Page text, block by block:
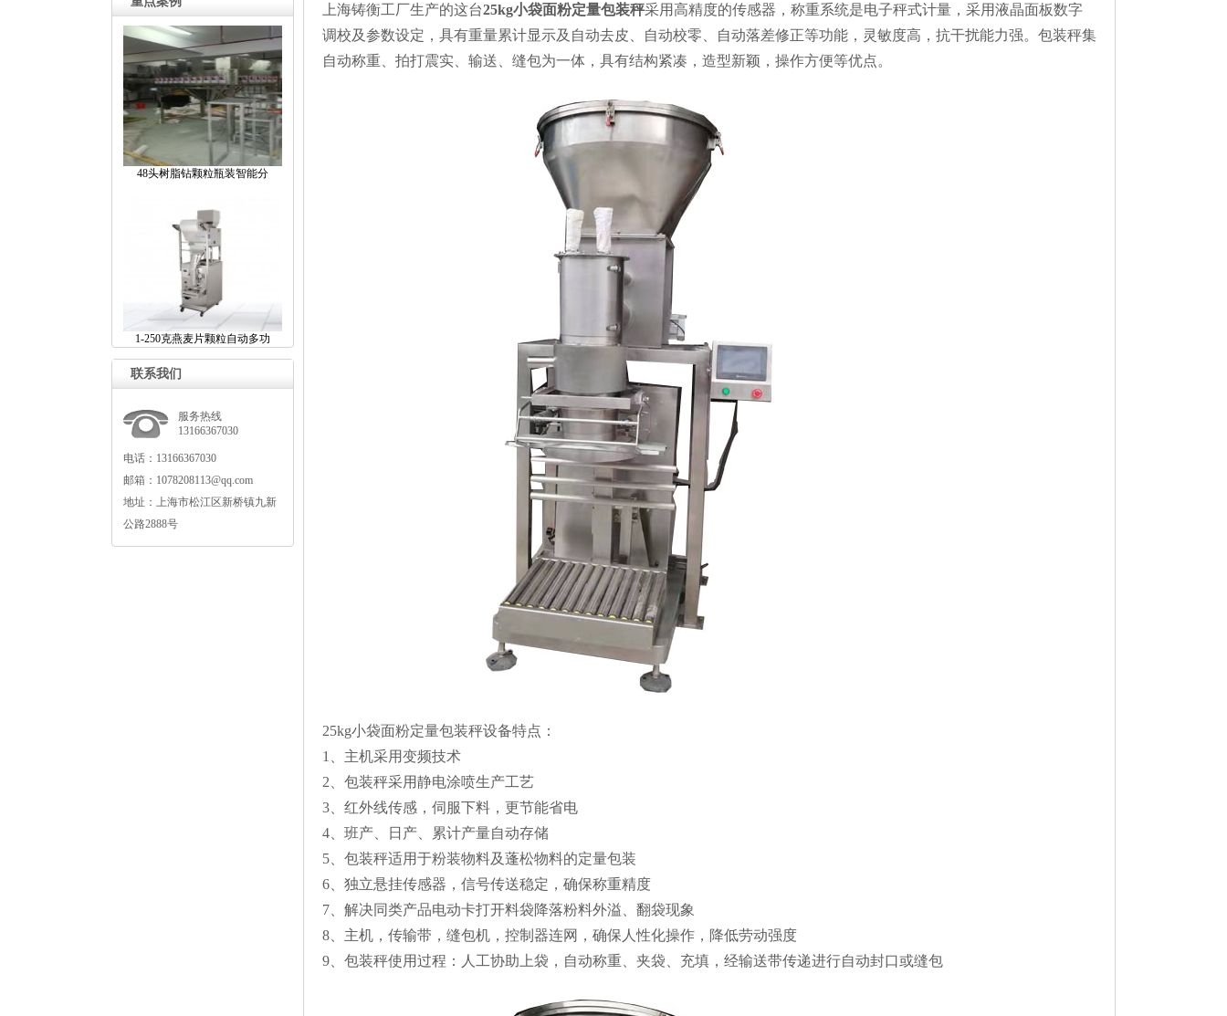
48头树脂钻颗粒瓶装智能分
1-250克燕麦片颗粒自动多功
联系我们
服务热线
13166367030
电话：13166367030
邮箱：1078208113@qq.com
地址：上海市松江区新桥镇九新
公路2888号
上海铸衡工厂生产的这台25kg小袋面粉定量包装秤采用高精度的传感器，称重系统是电子秤式计量，采用液晶面板数字
调校及参数设定，具有重量累计显示及自动去皮、自动校零、自动落差修正等功能，灵敏度高，抗干扰能力强。包装秤集
自动称重、拍打震实、输送、缝包为一体，具有结构紧凑，造型新颖，操作方便等优点。
25kg小袋面粉定量包装秤设备特点：
1、主机采用变频技术
2、包装秤采用静电涂喷生产工艺
3、红外线传感，伺服下料，更节能省电
4、班产、日产、累计产量自动存储
5、包装秤适用于粉装物料及蓬松物料的定量包装
6、独立悬挂传感器，信号传送稳定，确保称重精度
7、解决同类产品电动卡打开料袋降落粉料外溢、翻袋现象
8、主机，传输带，缝包机，控制器连网，确保人性化操作，降低劳动强度
9、包装秤使用过程：人工协助上袋，自动称重、夹袋、充填，经输送带传递进行自动封口或缝包